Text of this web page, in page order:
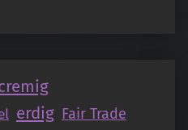
erdig Fair Trade